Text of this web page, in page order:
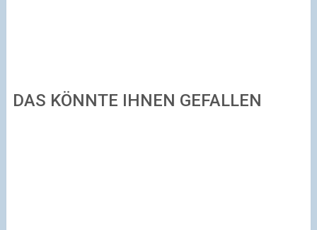
DAS KÖNNTE IHNEN GEFALLEN